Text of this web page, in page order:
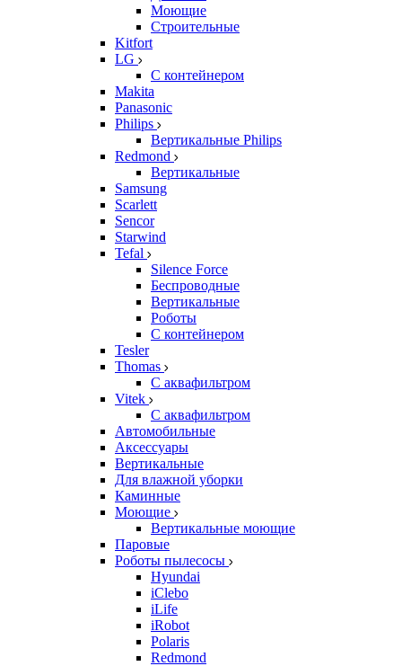
Моющие
Строительные
Kitfort
LG
С контейнером
Makita
Panasonic
Philips
Вертикальные Philips
Redmond
Вертикальные
Samsung
Scarlett
Sencor
Starwind
Tefal
Silence Force
Беспроводные
Вертикальные
Роботы
С контейнером
Tesler
Thomas
С аквафильтром
Vitek
С аквафильтром
Автомобильные
Аксессуары
Вертикальные
Для влажной уборки
Каминные
Моющие
Вертикальные моющие
Паровые
Роботы пылесосы
Hyundai
iClebo
iLife
iRobot
Polaris
Redmond